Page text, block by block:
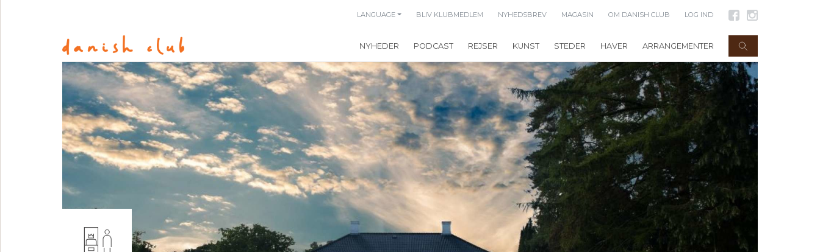
LANGUAGE BLIV KLUBMEDLEM NYHEDSBREV MAGASIN OM DANISH CLUB LOG IND
NYHEDER PODCAST REJSER KUNST STEDER HAVER ARRANGEMENTER